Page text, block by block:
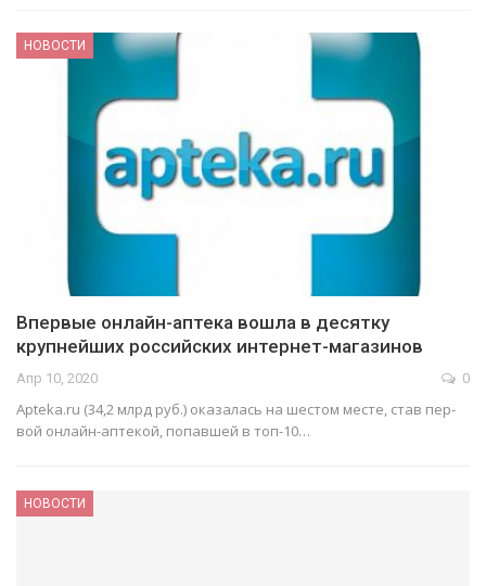
НОВОСТИ
Впервые онлайн-аптека вошла в десятку
крупнейших российских интернет-магазинов
Апр 10, 2020 0
Apteka.ru (34,2 млрд руб.) ока­за­лась на ше­стом ме­сте, став пер­
вой он­лайн-ап­те­кой, по­пав­шей в топ-10…
НОВОСТИ